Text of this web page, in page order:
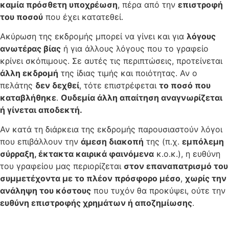
καμία πρόσθετη υποχρέωση, πέρα από την επιστροφή
του ποσού που έχει κατατεθεί.
Ακύρωση της εκδρομής μπορεί να γίνει και για λόγους
ανωτέρας βίας ή για άλλους λόγους που το γραφείο
κρίνει σκόπιμους. Σε αυτές τις περιπτώσεις, προτείνεται
άλλη εκδρομή της ίδιας τιμής και ποιότητας. Αν ο
πελάτης δεν δεχθεί, τότε επιστρέφεται το ποσό που
καταβλήθηκε. Ουδεμία άλλη απαίτηση αναγνωρίζεται
ή γίνεται αποδεκτή.
Αν κατά τη διάρκεια της εκδρομής παρουσιαστούν λόγοι
που επιβάλλουν την άμεση διακοπή της (π.χ. εμπόλεμη
σύρραξη, έκτακτα καιρικά φαινόμενα κ.ο.κ.), η ευθύνη
του γραφείου μας περιορίζεται στον επαναπατρισμό του
συμμετέχοντα με το πλέον πρόσφορο μέσο, χωρίς την
ανάληψη του κόστους που τυχόν θα προκύψει, ούτε την
ευθύνη επιστροφής χρημάτων ή αποζημίωσης.